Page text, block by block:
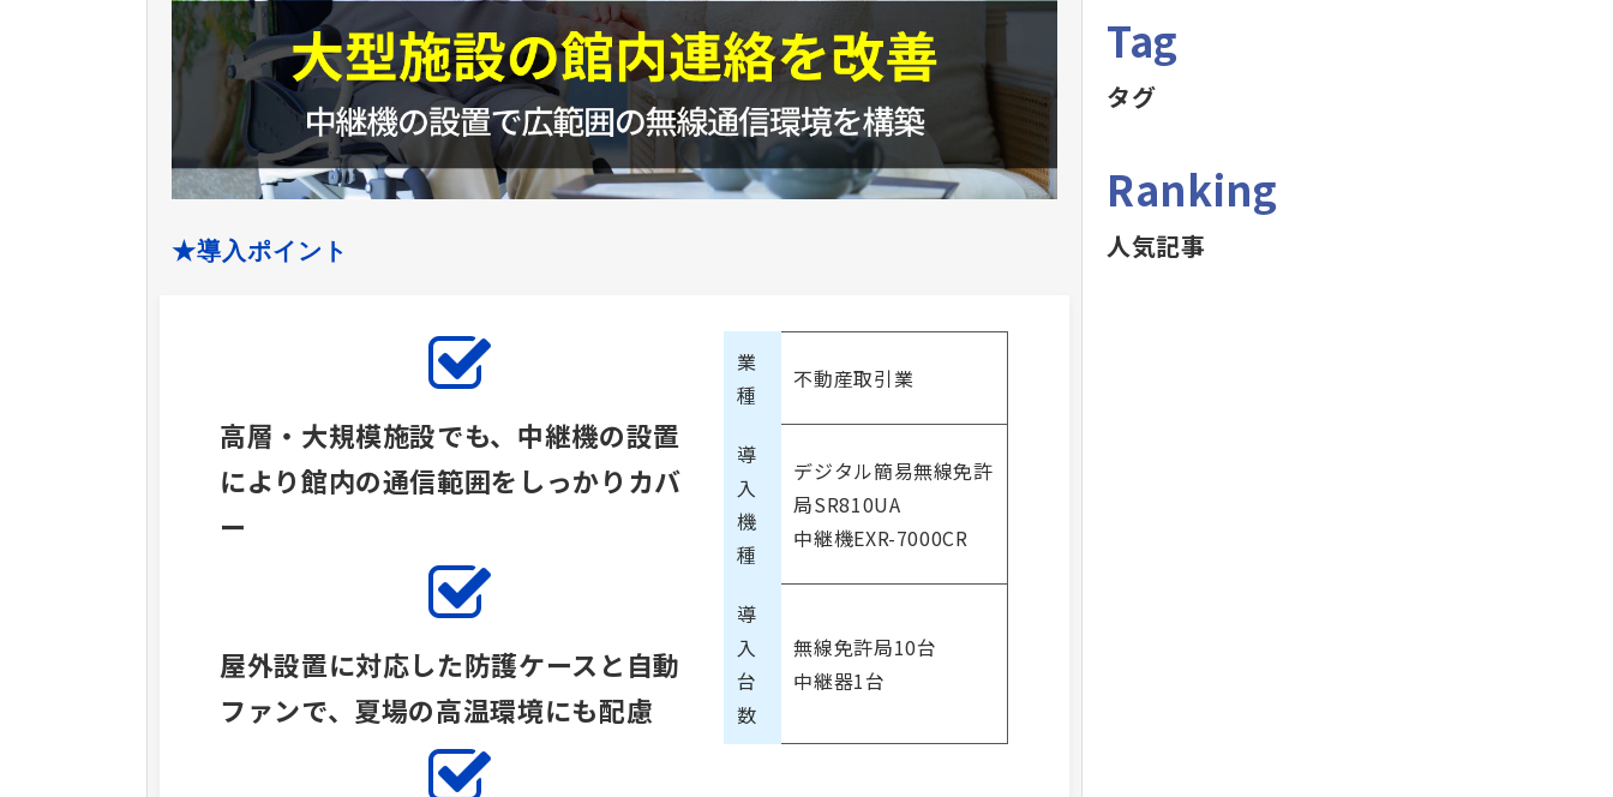
★導入ポイント
高層・大規模施設でも、中継機の設置
により館内の通信範囲をしっかりカバ
ー
屋外設置に対応した防護ケースと自動
ファンで、夏場の高温環境にも配慮
業
種
不動産取引業
導
入
機
種
デジタル簡易無線免許
局SR810UA
中継機EXR-7000CR
導
入
台
数
無線免許局10台
中継器1台
Tag
タグ
Ranking
人気記事